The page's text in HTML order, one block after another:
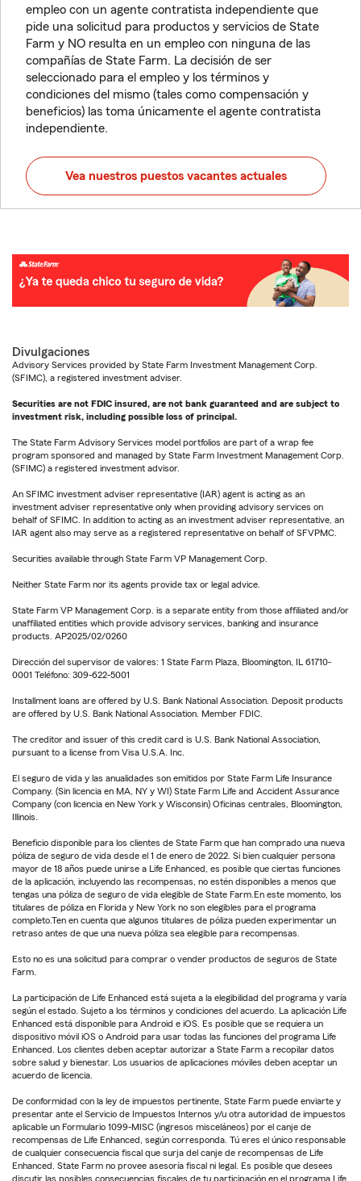
empleo con un agente contratista independiente que
pide una solicitud para productos y servicios de State
Farm y NO resulta en un empleo con ninguna de las
compañías de State Farm. La decisión de ser
seleccionado para el empleo y los términos y
condiciones del mismo (tales como compensación y
beneficios) las toma únicamente el agente contratista
independiente.
Vea nuestros puestos vacantes actuales
Divulgaciones
Advisory Services provided by State Farm Investment Management Corp.
(SFIMC), a registered investment adviser.
Securities are not FDIC insured, are not bank guaranteed and are subject to
investment risk, including possible loss of principal.
The State Farm Advisory Services model portfolios are part of a wrap fee
program sponsored and managed by State Farm Investment Management Corp.
(SFIMC) a registered investment advisor.
An SFIMC investment adviser representative (IAR) agent is acting as an
investment adviser representative only when providing advisory services on
behalf of SFIMC. In addition to acting as an investment adviser representative, an
IAR agent also may serve as a registered representative on behalf of SFVPMC.
Securities available through State Farm VP Management Corp.
Neither State Farm nor its agents provide tax or legal advice.
State Farm VP Management Corp. is a separate entity from those affiliated and/or
unaffiliated entities which provide advisory services, banking and insurance
products. AP2025/02/0260
Dirección del supervisor de valores: 1 State Farm Plaza, Bloomington, IL 61710-
0001 Teléfono: 309-622-5001
Installment loans are offered by U.S. Bank National Association. Deposit products
are offered by U.S. Bank National Association. Member FDIC.
The creditor and issuer of this credit card is U.S. Bank National Association,
pursuant to a license from Visa U.S.A. Inc.
El seguro de vida y las anualidades son emitidos por State Farm Life Insurance
Company. (Sin licencia en MA, NY y WI) State Farm Life and Accident Assurance
Company (con licencia en New York y Wisconsin) Oficinas centrales, Bloomington,
Illinois.
Beneficio disponible para los clientes de State Farm que han comprado una nueva
póliza de seguro de vida desde el 1 de enero de 2022. Si bien cualquier persona
mayor de 18 años puede unirse a Life Enhanced, es posible que ciertas funciones
de la aplicación, incluyendo las recompensas, no estén disponibles a menos que
tengas una póliza de seguro de vida elegible de State Farm.En este momento, los
titulares de póliza en Florida y New York no son elegibles para el programa
completo.Ten en cuenta que algunos titulares de póliza pueden experimentar un
retraso antes de que una nueva póliza sea elegible para recompensas.
Esto no es una solicitud para comprar o vender productos de seguros de State
Farm.
La participación de Life Enhanced está sujeta a la elegibilidad del programa y varía
según el estado. Sujeto a los términos y condiciones del acuerdo. La aplicación Life
Enhanced está disponible para Android e iOS. Es posible que se requiera un
dispositivo móvil iOS o Android para usar todas las funciones del programa Life
Enhanced. Los clientes deben aceptar autorizar a State Farm a recopilar datos
sobre salud y bienestar. Los usuarios de aplicaciones móviles deben aceptar un
acuerdo de licencia.
De conformidad con la ley de impuestos pertinente, State Farm puede enviarte y
presentar ante el Servicio de Impuestos Internos y/u otra autoridad de impuestos
aplicable un Formulario 1099-MISC (ingresos misceláneos) por el canje de
recompensas de Life Enhanced, según corresponda. Tú eres el único responsable
de cualquier consecuencia fiscal que surja del canje de recompensas de Life
Enhanced. State Farm no provee asesoría fiscal ni legal. Es posible que desees
discutir las posibles consecuencias fiscales de tu participación en el programa Life